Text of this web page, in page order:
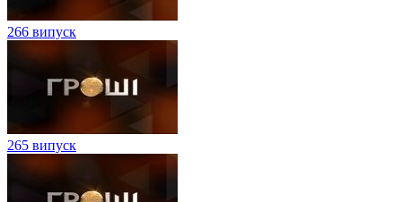
266 випуск
265 випуск